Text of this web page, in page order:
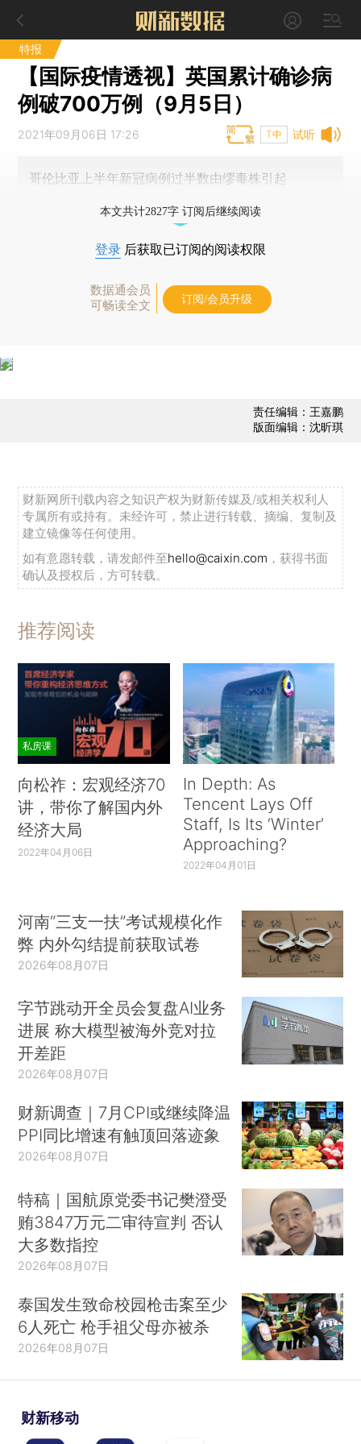
特报
【国际疫情透视】英国累计确诊病
例破700万例（9月5日）
试听
2021年09月06日 17:26 T中
哥伦比亚上半年新冠病例过半数由缪毒株引起
本文共计2827字 订阅后继续阅读
登录 后获取已订阅的阅读权限
数据通会员
可畅读全文
订阅/会员升级
责任编辑：王嘉鹏
版面编辑：沈昕琪
财新网所刊载内容之知识产权为财新传媒及/或相关权利人
专属所有或持有。未经许可，禁止进行转载、摘编、复制及
建立镜像等任何使用。
如有意愿转载，请发邮件至hello@caixin.com ，获得书面
确认及授权后，方可转载。
推荐阅读
私房课
向松祚：宏观经济70
讲，带你了解国内外
经济大局
2022年04月06日
In Depth: As
Tencent Lays Off
Staff, Is Its ‘Winter’
Approaching?
2022年04月01日
河南“三支一扶”考试规模化作
弊 内外勾结提前获取试卷
2026年08月07日
字节跳动开全员会复盘AI业务
进展 称大模型被海外竞对拉
开差距
2026年08月07日
财新调查｜7月CPI或继续降温
PPI同比增速有触顶回落迹象
2026年08月07日
特稿｜国航原党委书记樊澄受
贿3847万元二审待宣判 否认
大多数指控
2026年08月07日
泰国发生致命校园枪击案至少
6人死亡 枪手祖父母亦被杀
2026年08月07日
财新移动